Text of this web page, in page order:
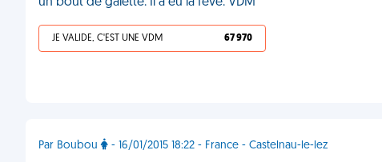
JE VALIDE, C'EST UNE VDM 67 970
Par Boubou - 16/01/2015 18:22 - France - Castelnau-le-lez